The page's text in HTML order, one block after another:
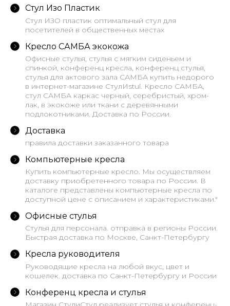
Стул Изо Пластик
Стул ИЗО пластик оптимальный стул для
посетителей в общественных местах
Кресло САМБА экокожа
Офисные стулья, стулья с мягким сиденьем и
спинкой, конференц кресла, конференц стулья,
стулья для актового зала САМБА купить недорого
в интернет-магазине СтулИstul. Кресло САМБА,
стул САМБА каркас черный, серебристый, хром-
лак, в экокоже или ткани с деревянными
подлокотниками. Доставка по России.
Доставка
правила доставки заказанного товара
Компьютерные кресла
Купить компьютерные кресло. Мы осуществляем
доставку приобретенного товара по России. В
каталоге представлены компьютерные кресла по
доступной цене с описанием и характеристиками."
Офисные стулья
Стулья для персонала. отправка в регионы России.
Быстрая доставка по Москве, Санкт-Петербургу
Кресла руководителя
Руководящие кресла на любой вкус, цвет и
кошелек. доставка по Санкт-Петербургу и России
Конференц кресла и стулья